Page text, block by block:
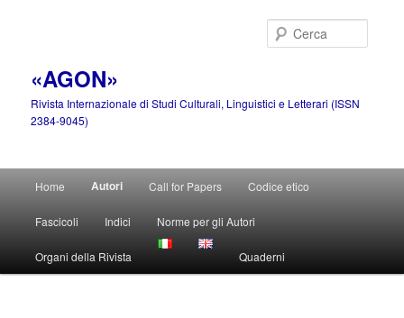
«AGON»
Rivista Internazionale di Studi Culturali, Linguistici e Letterari (ISSN
2384-9045)
principale
Home Autori Call for Papers Codice etico
Fascicoli Indici Norme per gli Autori
Organi della Rivista Quaderni